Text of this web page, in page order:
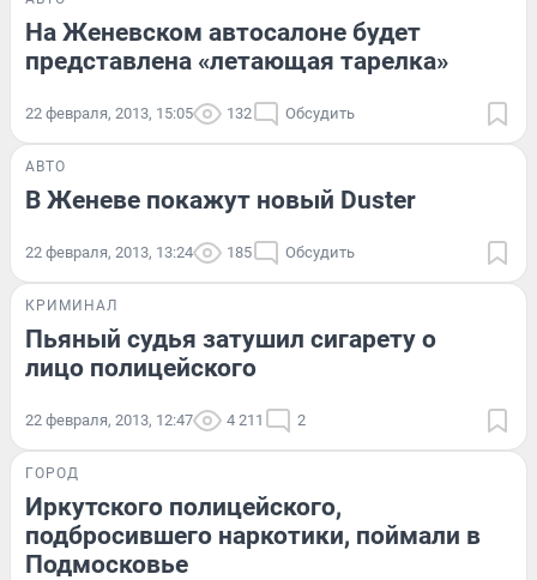
На Женевском автосалоне будет
представлена «летающая тарелка»
22 февраля, 2013, 15:05 132 Обсудить
АВТО
В Женеве покажут новый Duster
22 февраля, 2013, 13:24 185 Обсудить
КРИМИНАЛ
Пьяный судья затушил сигарету о
лицо полицейского
22 февраля, 2013, 12:47 4 211 2
ГОРОД
Иркутского полицейского,
подбросившего наркотики, поймали в
Подмосковье